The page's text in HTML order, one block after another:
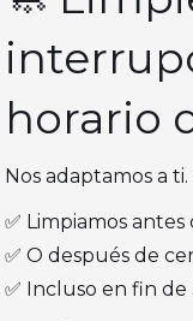
horario
Nos adaptamos a
✅ Limpiamos
✅ O después de
✅ Incluso en fin